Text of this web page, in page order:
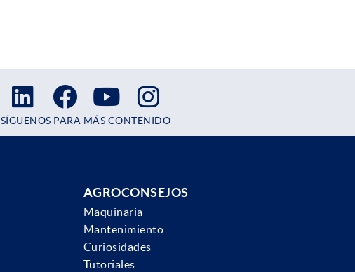
SÍGUENOS PARA MÁS CONTENIDO
AGROCONSEJOS
Maquinaria
Mantenimiento
Curiosidades
Tutoriales